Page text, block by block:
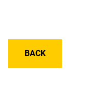
BACK